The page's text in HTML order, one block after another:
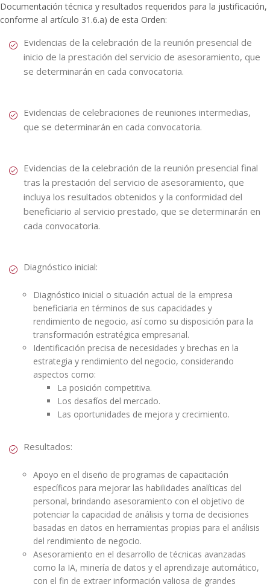
Documentación técnica y resultados requeridos para la justificación,
conforme al artículo 31.6.a) de esta Orden:
Evidencias de la celebración de la reunión presencial de
inicio de la prestación del servicio de asesoramiento, que
se determinarán en cada convocatoria.
Evidencias de celebraciones de reuniones intermedias,
que se determinarán en cada convocatoria.
Evidencias de la celebración de la reunión presencial final
tras la prestación del servicio de asesoramiento, que
incluya los resultados obtenidos y la conformidad del
beneficiario al servicio prestado, que se determinarán en
cada convocatoria.
Diagnóstico inicial:
Diagnóstico inicial o situación actual de la empresa
beneficiaria en términos de sus capacidades y
rendimiento de negocio, así como su disposición para la
transformación estratégica empresarial.
Identificación precisa de necesidades y brechas en la
estrategia y rendimiento del negocio, considerando
aspectos como:
La posición competitiva.
Los desafíos del mercado.
Las oportunidades de mejora y crecimiento.
Resultados:
Apoyo en el diseño de programas de capacitación
específicos para mejorar las habilidades analíticas del
personal, brindando asesoramiento con el objetivo de
potenciar la capacidad de análisis y toma de decisiones
basadas en datos en herramientas propias para el análisis
del rendimiento de negocio.
Asesoramiento en el desarrollo de técnicas avanzadas
como la IA, minería de datos y el aprendizaje automático,
con el fin de extraer información valiosa de grandes